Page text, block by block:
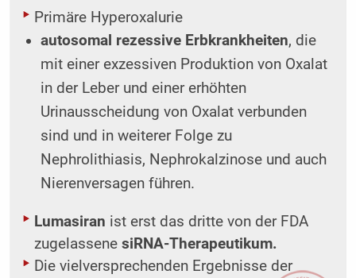
Primäre Hyperoxalurie
autosomal rezessive Erbkrankheiten, die
mit einer exzessiven Produktion von Oxalat
in der Leber und einer erhöhten
Urinausscheidung von Oxalat verbunden
sind und in weiterer Folge zu
Nephrolithiasis, Nephrokalzinose und auch
Nierenversagen führen.
Lumasiran ist erst das dritte von der FDA
zugelassene siRNA-Therapeutikum.
Die vielversprechenden Ergebnisse der